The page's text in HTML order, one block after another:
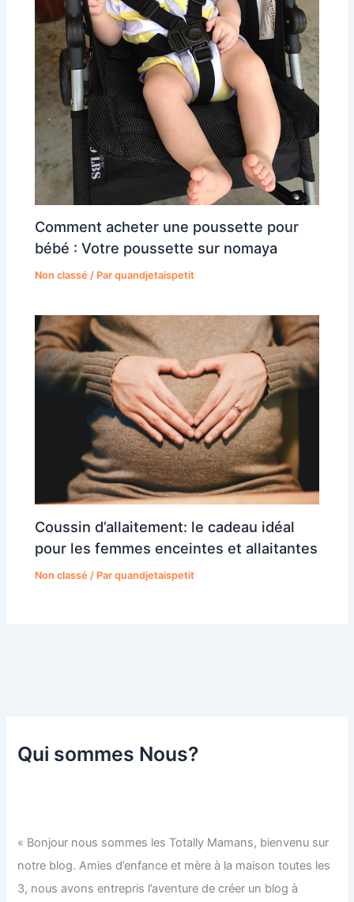
Comment acheter une poussette pour
bébé : Votre poussette sur nomaya
Non classé / Parquandjetaispetit
Coussin d’allaitement: le cadeau idéal
pour les femmes enceintes et allaitantes
Non classé / Parquandjetaispetit
Qui sommes Nous?
« Bonjour nous sommes les Totally Mamans, bienvenu sur
notre blog. Amies d’enfance et mère à la maison toutes les
3, nous avons entrepris l’aventure de créer un blog à